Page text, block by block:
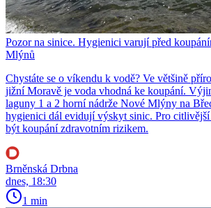
Pozor na sinice. Hygienici varují před
Mlýnů
Chystáte se o víkendu k vodě? Ve většině
jižní Moravě je voda vhodná ke koupání.
laguny 1 a 2 horní nádrže Nové Mlýny na
hygienici dál evidují výskyt sinic. Pro
být koupání zdravotním rizikem.
Brněnská Drbna
dnes, 18:30
1 min